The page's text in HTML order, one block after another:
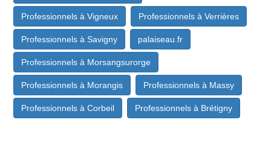
Professionnels à Vigneux Professionnels à Verrières
Professionnels à Savigny palaiseau.fr
Professionnels à Morsangsurorge
Professionnels à Morangis Professionnels à Massy
Professionnels à Corbeil Professionnels à Brétigny